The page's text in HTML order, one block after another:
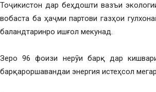
Тоҷикистон дар беҳдошти вазъи
вобаста ба ҳаҷми партови газҳои
баландтаринро ишғол мекунад.
Зеро 96 фоизи нерӯи барқ дар
барқароршавандаи энергия истеҳсол